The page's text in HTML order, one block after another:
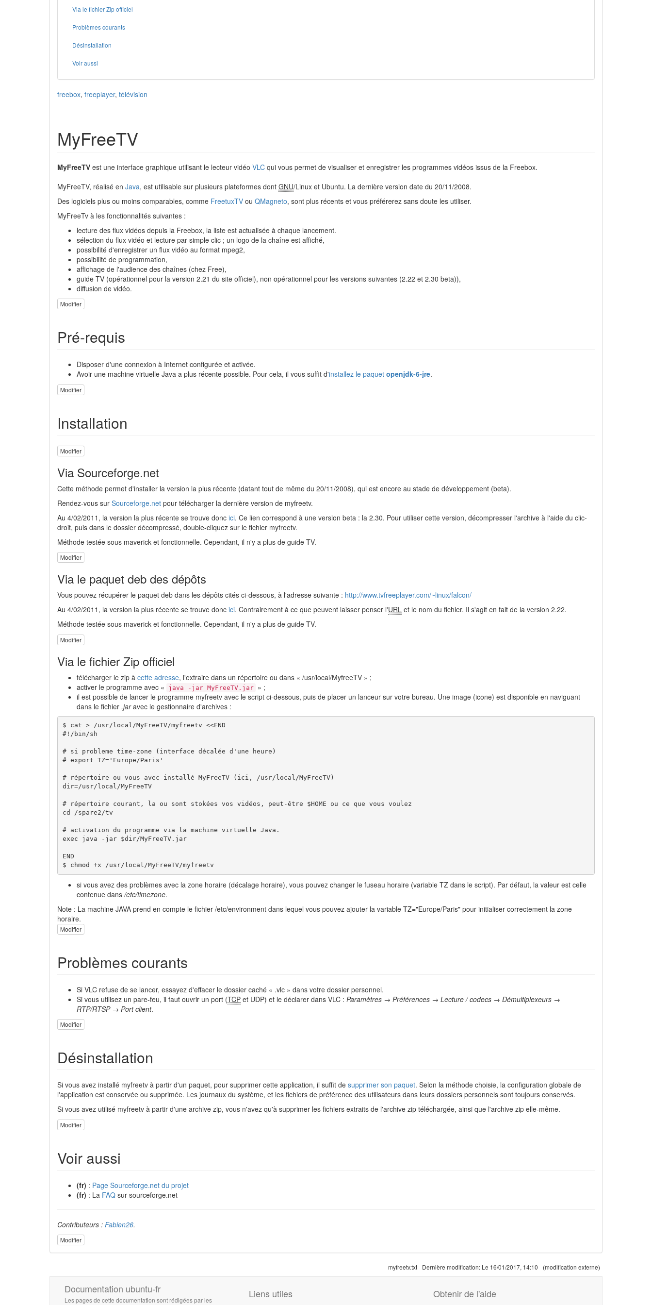
Via le fichier Zip officiel
Problèmes courants
Désinstallation
Voir aussi
freebox, freeplayer, télévision
MyFreeTV
MyFreeTV est une interface graphique utilisant le lecteur vidéo VLC qui vous permet de visualiser et enregistrer les programmes vidéos issus de la Freebox.
MyFreeTV, réalisé en Java, est utilisable sur plusieurs plateformes dont GNU/Linux et Ubuntu. La dernière version date du 20/11/2008.
Des logiciels plus ou moins comparables, comme FreetuxTV ou QMagneto, sont plus récents et vous préférerez sans doute les utiliser.
MyFreeTv à les fonctionnalités suivantes :
lecture des flux vidéos depuis la Freebox, la liste est actualisée à chaque lancement.
sélection du flux vidéo et lecture par simple clic ; un logo de la chaîne est affiché,
possibilité d'enregistrer un flux vidéo au format mpeg2,
possibilité de programmation,
affichage de l'audience des chaînes (chez Free),
guide TV (opérationnel pour la version 2.21 du site officiel), non opérationnel pour les versions suivantes (2.22 et 2.30 beta)),
diffusion de vidéo.
Modifier
Pré-requis
Disposer d'une connexion à Internet configurée et activée.
Avoir une machine virtuelle Java a plus récente possible. Pour cela, il vous suffit d'installez le paquet openjdk-6-jre.
Modifier
Installation
Modifier
Via Sourceforge.net
Cette méthode permet d'installer la version la plus récente (datant tout de même du 20/11/2008), qui est encore au stade de développement (beta).
Rendez-vous sur Sourceforge.net pour télécharger la dernière version de myfreetv.
Au 4/02/2011, la version la plus récente se trouve donc ici. Ce lien correspond à une version beta : la 2.30. Pour utiliser cette version, décompresser l'archive à l'aide du clic-
droit, puis dans le dossier décompressé, double-cliquez sur le fichier myfreetv.
Méthode testée sous maverick et fonctionnelle. Cependant, il n'y a plus de guide TV.
Modifier
Via le paquet deb des dépôts
Vous pouvez récupérer le paquet deb dans les dépôts cités ci-dessous, à l'adresse suivante : http://www.tvfreeplayer.com/~linux/falcon/
Au 4/02/2011, la version la plus récente se trouve donc ici. Contrairement à ce que peuvent laisser penser l'URL et le nom du fichier. Il s'agit en fait de la version 2.22.
Méthode testée sous maverick et fonctionnelle. Cependant, il n'y a plus de guide TV.
Modifier
Via le fichier Zip officiel
télécharger le zip à cette adresse, l'extraire dans un répertoire ou dans « /usr/local/MyfreeTV » ;
activer le programme avec «
java -jar MyFreeTV.jar » ;
il est possible de lancer le programme myfreetv avec le script ci-dessous, puis de placer un lanceur sur votre bureau. Une image (icone) est disponible en naviguant
dans le fichier .jaravec le gestionnaire d'archives :
$ cat > /usr/ local/MyFreeTV/myfreetv <<END
#!/bin/sh
# si probleme time-zone (interface décalée d'une heure)
# export TZ='Europe/Paris'
# répertoire ou vous avec installé MyFreeTV (ici, /usr/local/MyFreeTV)
dir=/usr/local/MyFreeTV
# répertoire courant, la ou sont stokées vos vidéos, peut-être $HOME ou ce que vous voulez
cd /spare2/tv
# activation du programme via la machine virtuelle Java.
exec java -jar $dir/MyFreeTV.jar
END
$ chmod +x /usr/ local/MyFreeTV/myfreetv
si vous avez des problèmes avec la zone horaire (décalage horaire), vous pouvez changer le fuseau horaire (variable TZ dans le script). Par défaut, la valeur est celle
contenue dans/etc/timezone.
Note : La machine JAVA prend en compte le fichier /etc/environment dans lequel vous pouvez ajouter la variable TZ="Europe/Paris" pour initialiser correctement la zone
horaire.
Modifier
Problèmes courants
Si VLC refuse de se lancer, essayez d'effacer le dossier caché « .vlc » dans votre dossier personnel.
Si vous utilisez un pare-feu, il faut ouvrir un port (TCP et UDP) et le déclarer dans VLC : Paramètres → Préférences → Lecture / codecs → Démultiplexeurs →
RTP/RTSP → Port client.
Modifier
Désinstallation
Si vous avez installé myfreetv à partir d'un paquet, pour supprimer cette application, il suffit de supprimer son paquet. Selon la méthode choisie, la configuration globale de
l'application est conservée ou supprimée. Les journaux du système, et les fichiers de préférence des utilisateurs dans leurs dossiers personnels sont toujours conservés.
Si vous avez utilisé myfreetv à partir d'une archive zip, vous n'avez qu'à supprimer les fichiers extraits de l'archive zip téléchargée, ainsi que l'archive zip elle-même.
Modifier
Voir aussi
(fr) : Page Sourceforge.net du projet
(fr) : La FAQ sur sourceforge.net
Contributeurs : Fabien26.
Modifier
myfreetv.txt Dernière modification: Le 16/01/2017, 14:10 (modification externe)
Documentation ubuntu-fr
Les pages de cette documentation sont rédigées par les
Liens utiles Obtenir de l'aide